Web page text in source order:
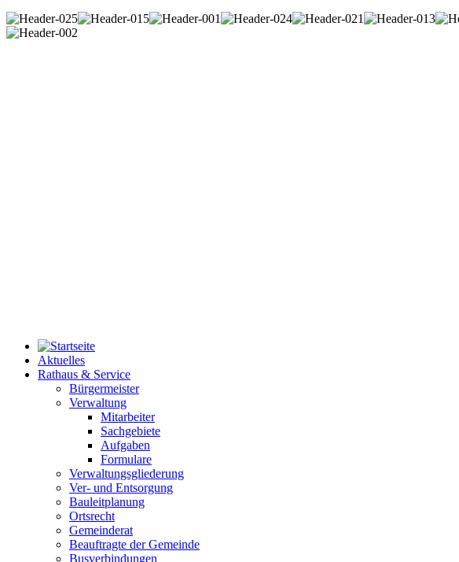
Aktuelles
Rathaus & Service
Bürgermeister
Verwaltung
Mitarbeiter
Sachgebiete
Aufgaben
Formulare
Verwaltungsgliederung
Ver- und Entsorgung
Bauleitplanung
Ortsrecht
Gemeinderat
Beauftragte der Gemeinde
Busverbindungen